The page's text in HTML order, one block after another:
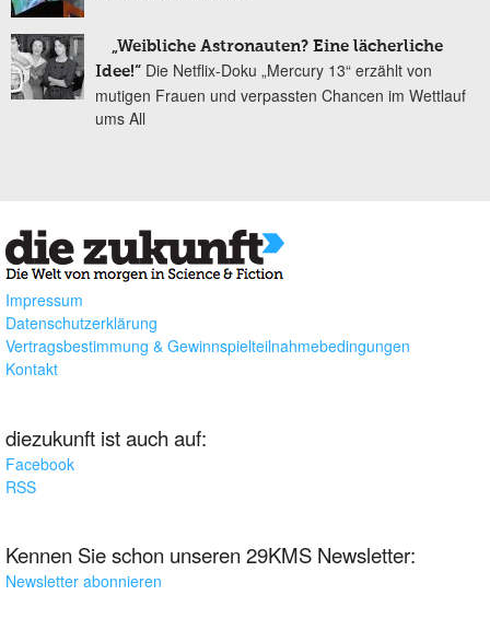
„Weibliche Astronauten? Eine lächerliche
Idee!“ Die Netflix-Doku „Mercury 13“ erzählt von
mutigen Frauen und verpassten Chancen im Wettlauf
ums All
Impressum
Datenschutzerklärung
Vertragsbestimmung & Gewinnspielteilnahmebedingungen
Kontakt
diezukunft ist auch auf:
Facebook
RSS
Kennen Sie schon unseren 29KMS Newsletter:
Newsletter abonnieren